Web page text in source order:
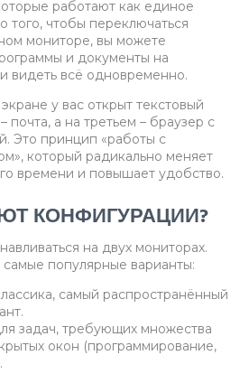
работают как единое
того, чтобы переключаться
мониторе, вы можете
и документы на
видеть всё одновременно.
у вас открыт текстовый
почта, а на третьем – браузер с
Это принцип «работы с
который радикально меняет
времени и повышает удобство.
КОНФИГУРАЦИИ?
на двух мониторах.
популярные варианты:
самый распространённый
задач, требующих множества
окон (программирование,